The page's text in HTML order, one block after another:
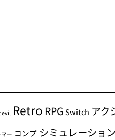
evil Retro RPG Switch アク
ー コンプ シミュレーション